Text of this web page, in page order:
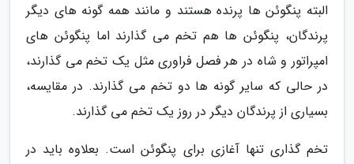
البته پنگوئن ها پرنده هستند و مانند همه گونه های دیگر
پرندگان، پنگوئن ها هم تخم می گذارند اما پنگوئن های
امپراتور و شاه در هر فصل فراوری مثل یک تخم می گذارند،
در حالی که سایر گونه ها دو تخم می گذارند. در مقایسه،
بسیاری از پرندگان دیگر در روز یک تخم می گذارند.
تخم گذاری تنها آغازی برای پنگوئن است. بعلاوه باید در